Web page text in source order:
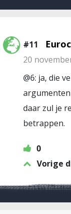
#11
20
@6: ja, die
daar zul je
betrappen.
0
Vorige